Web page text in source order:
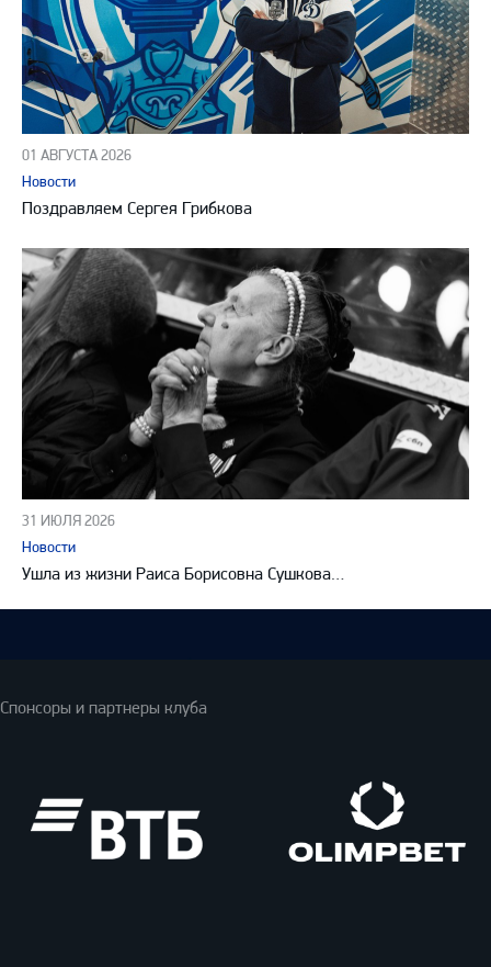
01 АВГУСТА 2026
Новости
Поздравляем Сергея Грибкова
31 ИЮЛЯ 2026
Новости
Ушла из жизни Раиса Борисовна Сушкова…
Спонсоры и партнеры клуба